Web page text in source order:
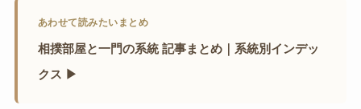
あわせて読みたいまとめ
相撲部屋と一門の系統 記事まとめ｜系統別インデッ
クス ▶